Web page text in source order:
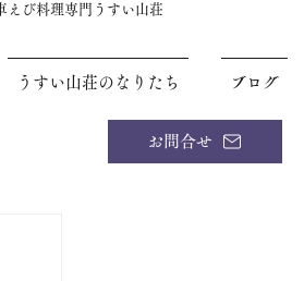
お問合せ
えび料理専門うすい山荘
うすい山荘のなりたち ブログ